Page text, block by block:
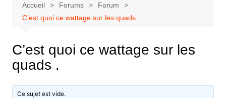
Accueil Forums
Forum
C’est quoi ce wattage sur les quads .
C’est quoi ce wattage sur les
quads .
Ce sujet est vide.